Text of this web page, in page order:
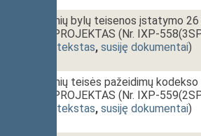
Administracinių bylų teisenos įstatymo
ĮSTATYMO PROJEKTAS (Nr. IXP-
dokumento tekstas, susiję dokumentai)
Administracinių teisės pažeidimų
ĮSTATYMO PROJEKTAS (Nr. IXP-
dokumento tekstas, susiję dokumentai)